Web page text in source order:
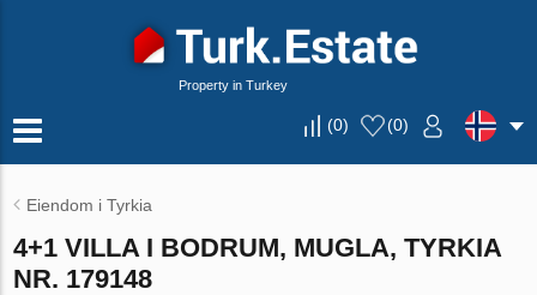
Property in Turkey
(0) (0)
Eiendom i Tyrkia
4+1 VILLA I BODRUM, MUGLA, TYRKIA
NR. 179148